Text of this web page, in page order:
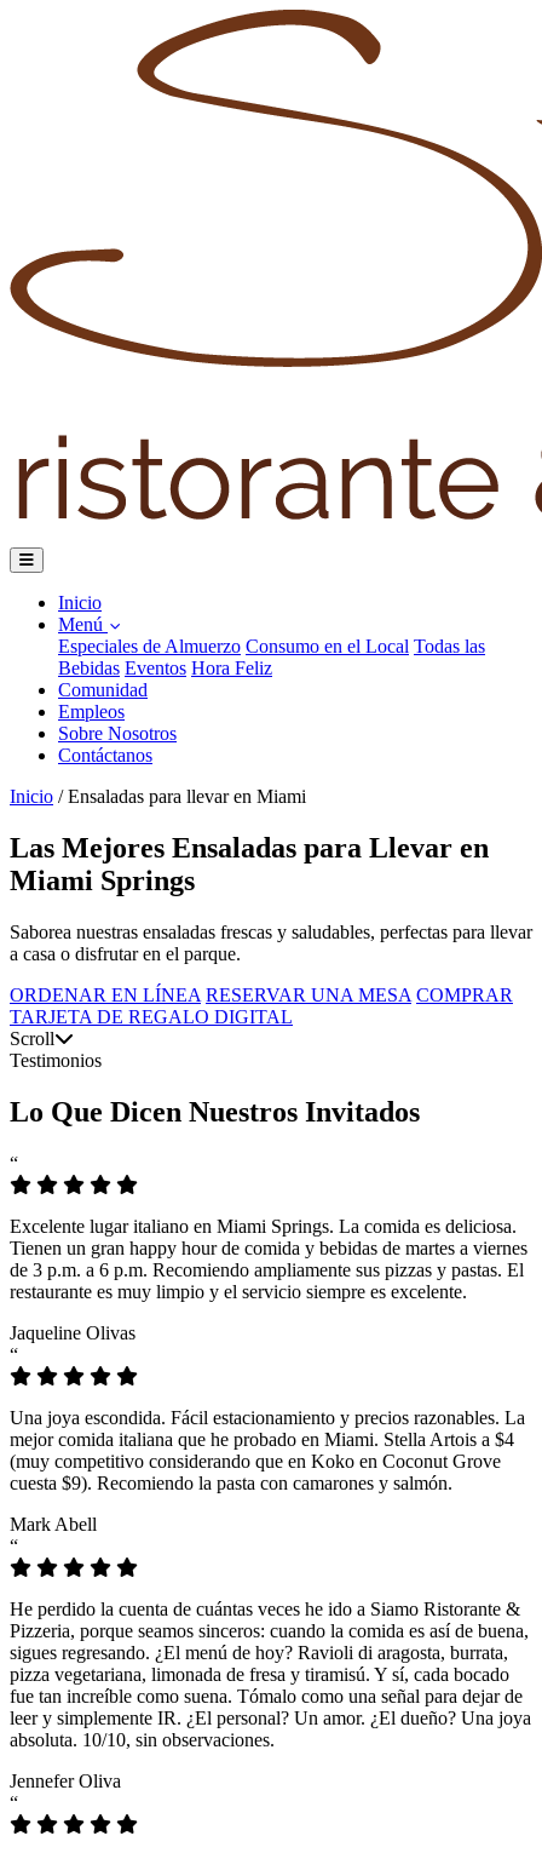
Inicio
Menú
Especiales de Almuerzo Consumo en el Local Todas las
Bebidas Eventos Hora Feliz
Comunidad
Empleos
Sobre Nosotros
Contáctanos
Inicio / Ensaladas para llevar en Miami
Las Mejores Ensaladas para Llevar en
Miami Springs
Saborea nuestras ensaladas frescas y saludables, perfectas para llevar
a casa o disfrutar en el parque.
ORDENAR EN LÍNEA RESERVAR UNA MESA COMPRAR
TARJETA DE REGALO DIGITAL
Scroll
Testimonios
Lo Que Dicen Nuestros Invitados
“
Excelente lugar italiano en Miami Springs. La comida es deliciosa.
Tienen un gran happy hour de comida y bebidas de martes a viernes
de 3 p.m. a 6 p.m. Recomiendo ampliamente sus pizzas y pastas. El
restaurante es muy limpio y el servicio siempre es excelente.
Jaqueline Olivas
“
Una joya escondida. Fácil estacionamiento y precios razonables. La
mejor comida italiana que he probado en Miami. Stella Artois a $4
(muy competitivo considerando que en Koko en Coconut Grove
cuesta $9). Recomiendo la pasta con camarones y salmón.
Mark Abell
“
He perdido la cuenta de cuántas veces he ido a Siamo Ristorante &
Pizzeria, porque seamos sinceros: cuando la comida es así de buena,
sigues regresando. ¿El menú de hoy? Ravioli di aragosta, burrata,
pizza vegetariana, limonada de fresa y tiramisú. Y sí, cada bocado
fue tan increíble como suena. Tómalo como una señal para dejar de
leer y simplemente IR. ¿El personal? Un amor. ¿El dueño? Una joya
absoluta. 10/10, sin observaciones.
Jennefer Oliva
“